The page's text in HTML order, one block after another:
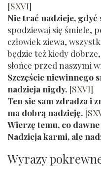
[SXVI]
Nie trać nadzieje, gdyć
spodziewaj się śmiele,
człowiek ziewa,
będzie też kiedy
słońce przed naszymi
Szczęście niewinnego
nadzieja nigdy. [SXVI]
Ten sie sam zdradza i
ma dobrą nadzieję. [
Wierzę temu, co
Nadzieja karmi, ale
Wyrazy